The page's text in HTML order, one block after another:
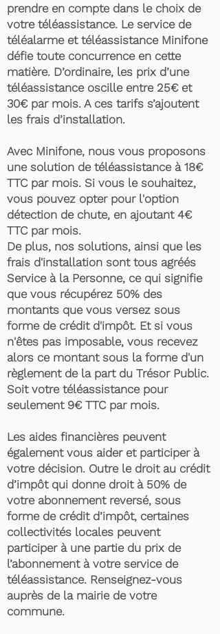
prendre en compte dans le choix de
votre téléassistance. Le service de
téléalarme et téléassistance Minifone
défie toute concurrence en cette
matière. D’ordinaire, les prix d’une
téléassistance oscille entre 25€ et
30€ par mois. A ces tarifs s’ajoutent
les frais d’installation.
Avec Minifone, nous vous proposons
une solution de téléassistance à 18€
TTC par mois. Si vous le souhaitez,
vous pouvez opter pour l'option
détection de chute, en ajoutant 4€
TTC par mois.
De plus, nos solutions, ainsi que les
frais d'installation sont tous agréés
Service à la Personne, ce qui signifie
que vous récupérez 50% des
montants que vous versez sous
forme de crédit d'impôt. Et si vous
n'êtes pas imposable, vous recevez
alors ce montant sous la forme d'un
règlement de la part du Trésor Public.
Soit votre téléassistance pour
seulement 9€ TTC par mois.
Les aides financières peuvent
également vous aider et participer à
votre décision. Outre le droit au crédit
d’impôt qui donne droit à 50% de
votre abonnement reversé, sous
forme de crédit d’impôt, certaines
collectivités locales peuvent
participer à une partie du prix de
l’abonnement à votre service de
téléassistance. Renseignez-vous
auprès de la mairie de votre
commune.